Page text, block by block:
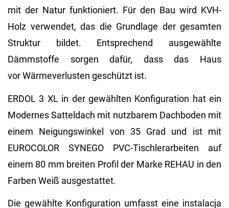
mit der Natur funktioniert. Für den Bau wird KVH-
Holz verwendet, das die Grundlage der gesamten
Struktur bildet. Entsprechend ausgewählte
Dämmstoffe sorgen dafür, dass das Haus
vor Wärmeverlusten geschützt ist.
ERDOL 3 XL in der gewählten Konfiguration hat ein
Modernes Satteldach mit nutzbarem Dachboden mit
einem Neigungswinkel von 35 Grad und ist mit
EUROCOLOR SYNEGO PVC-Tischlerarbeiten auf
einem 80 mm breiten Profil der Marke REHAU in den
Farben Weiß ausgestattet.
Die gewählte Konfiguration umfasst eine instalacja